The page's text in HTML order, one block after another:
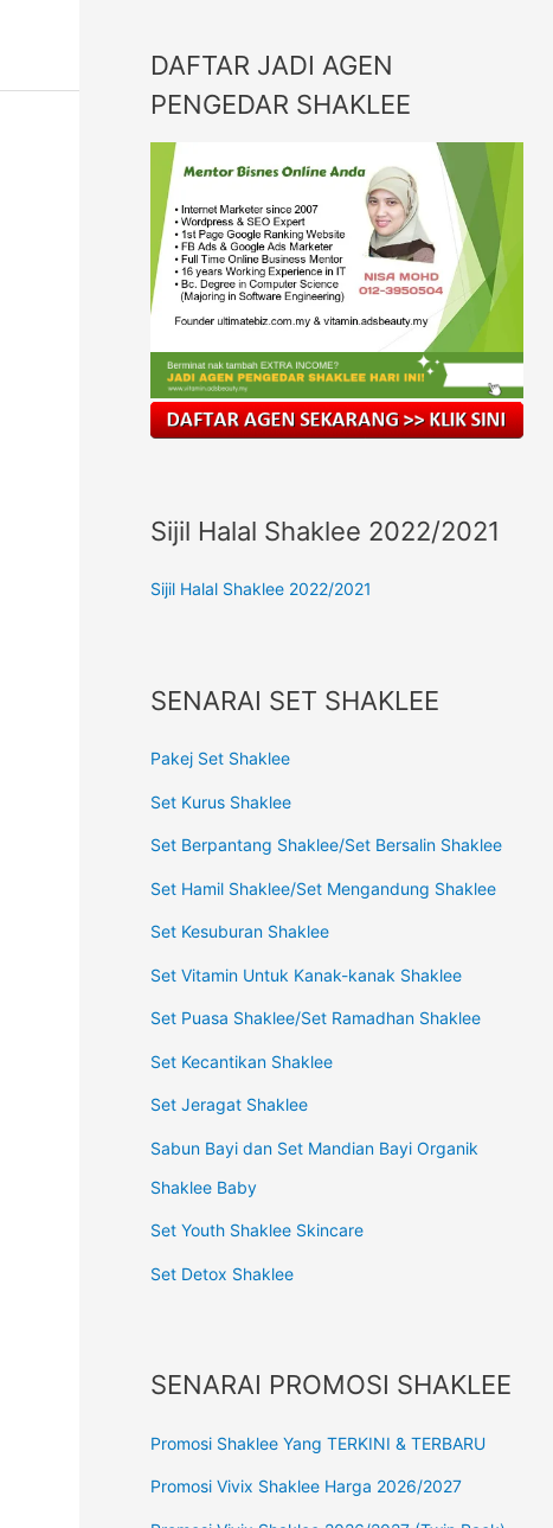
DAFTAR JADI AGEN
PENGEDAR SHAKLEE
Sijil Halal Shaklee 2022/2021
Sijil Halal Shaklee 2022/2021
SENARAI SET SHAKLEE
Pakej Set Shaklee
Set Kurus Shaklee
Set Berpantang Shaklee/Set Bersalin Shaklee
Set Hamil Shaklee/Set Mengandung Shaklee
Set Kesuburan Shaklee
Set Vitamin Untuk Kanak-kanak Shaklee
Set Puasa Shaklee/Set Ramadhan Shaklee
Set Kecantikan Shaklee
Set Jeragat Shaklee
Sabun Bayi dan Set Mandian Bayi Organik
Shaklee Baby
Set Youth Shaklee Skincare
Set Detox Shaklee
SENARAI PROMOSI SHAKLEE
Promosi Shaklee Yang TERKINI & TERBARU
Promosi Vivix Shaklee Harga 2026/2027